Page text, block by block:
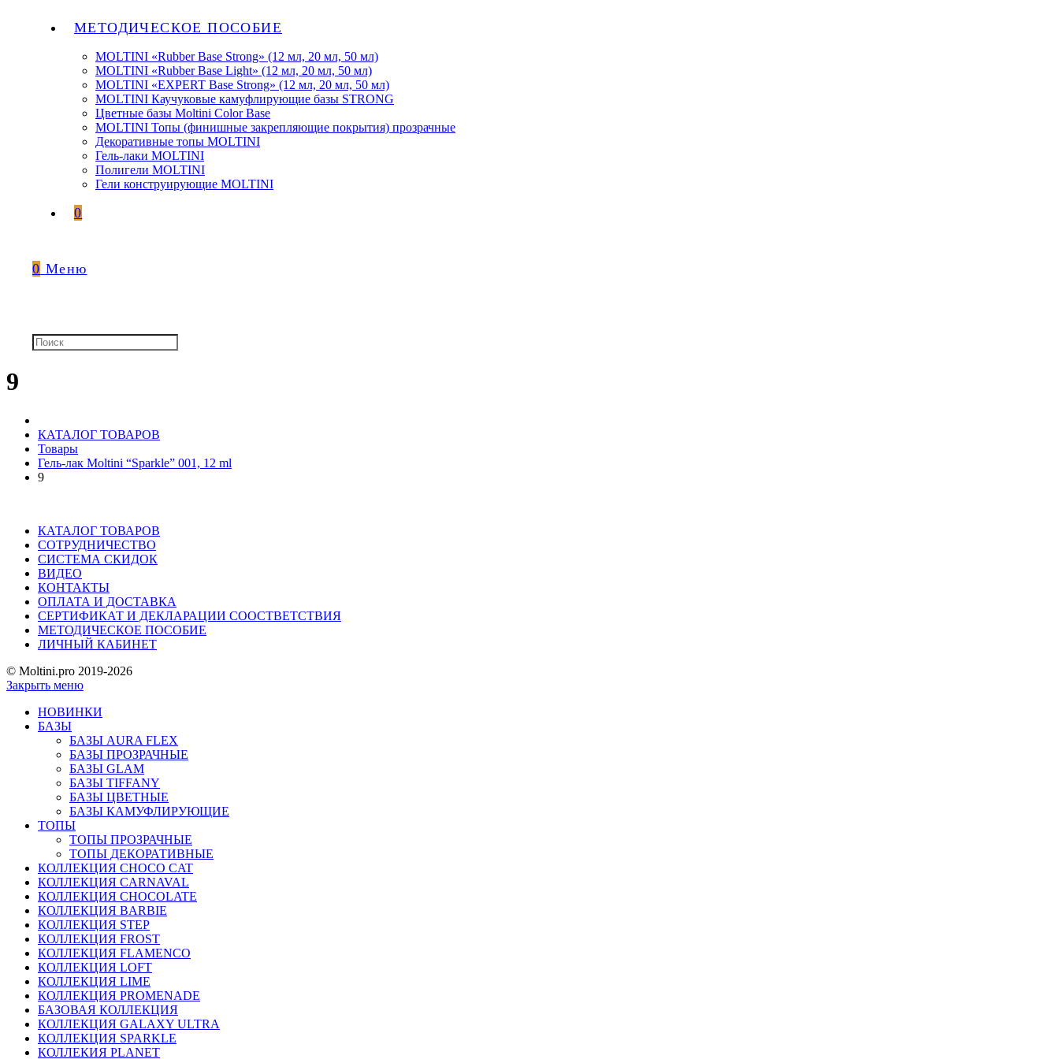
МЕТОДИЧЕСКОЕ ПОСОБИЕ
MOLTINI «Rubber Base Strong» (12 мл, 20 мл, 50 мл)
MOLTINI «Rubber Base Light» (12 мл, 20 мл, 50 мл)
MOLTINI «EXPERT Base Strong» (12 мл, 20 мл, 50 мл)
MOLTINI Каучуковые камуфлирующие базы STRONG
Цветные базы Moltini Color Base
MOLTINI Топы (финишные закрепляющие покрытия) прозрачные
Декоративные топы MOLTINI
Гель-лаки MOLTINI
Полигели MOLTINI
Гели конструирующие MOLTINI
0
0 Меню
9
КАТАЛОГ ТОВАРОВ
Товары
Гель-лак Moltini “Sparkle” 001, 12 ml
9
КАТАЛОГ ТОВАРОВ
СОТРУДНИЧЕСТВО
СИСТЕМА СКИДОК
ВИДЕО
КОНТАКТЫ
ОПЛАТА И ДОСТАВКА
СЕРТИФИКАТ И ДЕКЛАРАЦИИ СООСТВЕТСТВИЯ
МЕТОДИЧЕСКОЕ ПОСОБИЕ
ЛИЧНЫЙ КАБИНЕТ
© Moltini.pro 2019-2026
Закрыть меню
НОВИНКИ
БАЗЫ
БАЗЫ AURA FLEX
БАЗЫ ПРОЗРАЧНЫЕ
БАЗЫ GLAM
БАЗЫ TIFFANY
БАЗЫ ЦВЕТНЫЕ
БАЗЫ КАМУФЛИРУЮЩИЕ
ТОПЫ
ТОПЫ ПРОЗРАЧНЫЕ
ТОПЫ ДЕКОРАТИВНЫЕ
КОЛЛЕКЦИЯ CHOCO CAT
КОЛЛЕКЦИЯ CARNAVAL
КОЛЛЕКЦИЯ CHOCOLATE
КОЛЛЕКЦИЯ BARBIE
КОЛЛЕКЦИЯ STEP
КОЛЛЕКЦИЯ FROST
КОЛЛЕКЦИЯ FLAMENCO
КОЛЛЕКЦИЯ LOFT
КОЛЛЕКЦИЯ LIME
КОЛЛЕКЦИЯ PROMENADE
БАЗОВАЯ КОЛЛЕКЦИЯ
КОЛЛЕКЦИЯ GALAXY ULTRA
КОЛЛЕКЦИЯ SPARKLE
КОЛЛЕКИЯ PLANET